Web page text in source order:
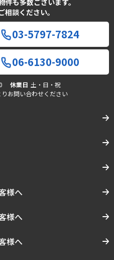
も多数ございます。
相談ください。
03-5797-7824
06-6130-9000
休業日 土・日・祝
お問い合わせください
様へ
様へ
様へ